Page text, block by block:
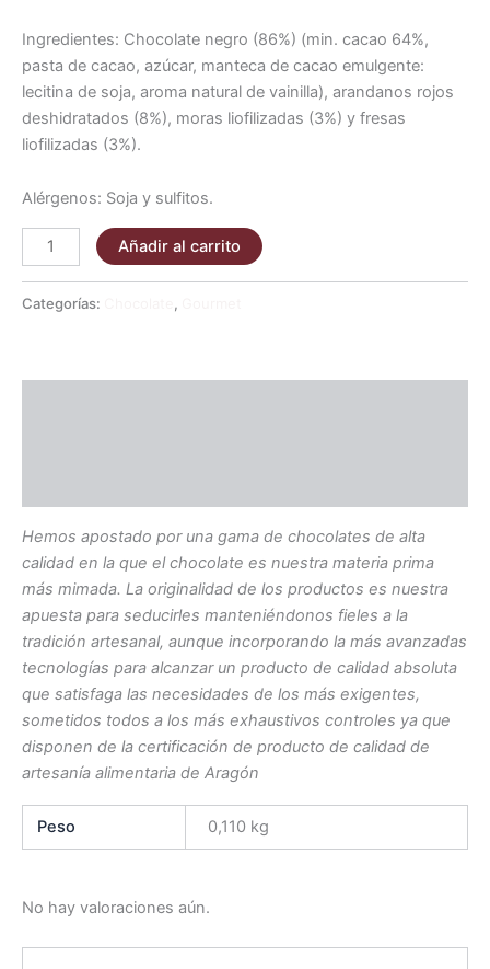
Ingredientes: Chocolate negro (86%) (min. cacao 64%,
pasta de cacao, azúcar, manteca de cacao emulgente:
lecitina de soja, aroma natural de vainilla), arandanos rojos
deshidratados (8%), moras liofilizadas (3%) y fresas
liofilizadas (3%).
Alérgenos: Soja y sulfitos.
Añadir al carrito
Categorías: ,
Hemos apostado por una gama de chocolates de alta
calidad en la que el chocolate es nuestra materia prima
más mimada. La originalidad de los productos es nuestra
apuesta para seducirles manteniéndonos fieles a la
tradición artesanal, aunque incorporando la más avanzadas
tecnologías para alcanzar un producto de calidad absoluta
que satisfaga las necesidades de los más exigentes,
sometidos todos a los más exhaustivos controles ya que
disponen de la certificación de producto de calidad de
artesanía alimentaria de Aragón
Peso 0,110 kg
No hay valoraciones aún.